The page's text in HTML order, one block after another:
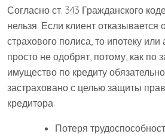
Согласно ст. 343 Гражданского
нельзя. Если клиент
страхового полиса, то ипотеку или
просто не одобрят, потому, как по
имущество по кредиту
застраховано с целью защиты
кредитора.
Потеря